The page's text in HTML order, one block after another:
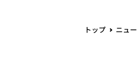
トップ ニュ